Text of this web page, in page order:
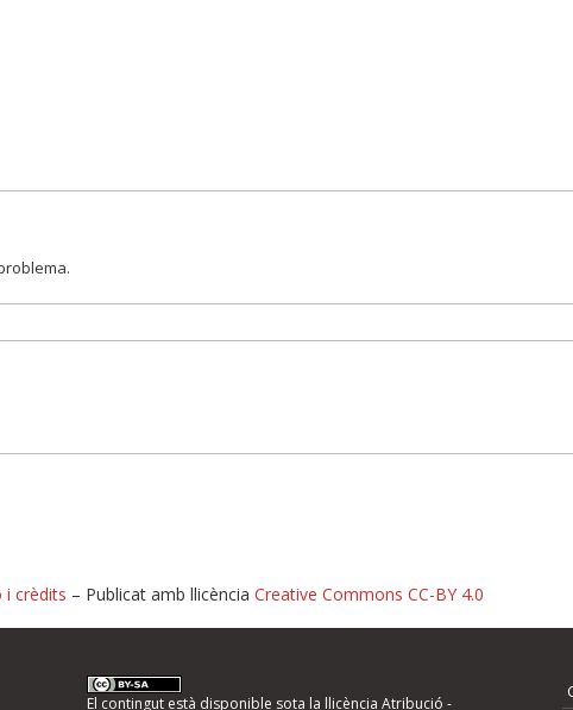
informeu d'errors
i crèdits – Publicat amb llicència Creative Commons CC-BY 4.0
El contingut està disponible sota la llicència Atribució -